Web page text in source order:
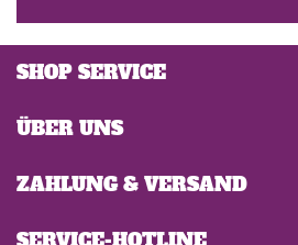
SHOP SERVICE
ÜBER UNS
ZAHLUNG & VERSAND